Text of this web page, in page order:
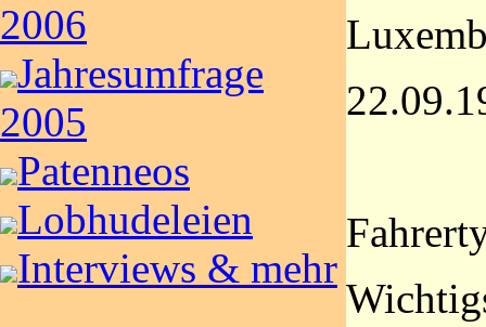
2006
Jahresumfrage
2005
Patenneos
Lobhudeleien
Interviews & mehr